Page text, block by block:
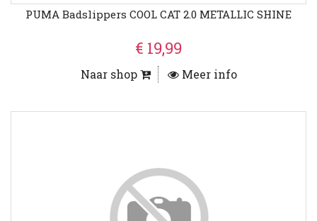
PUMA Badslippers COOL CAT 2.0 METALLIC SHINE
€ 19,99
Naar shop Meer info